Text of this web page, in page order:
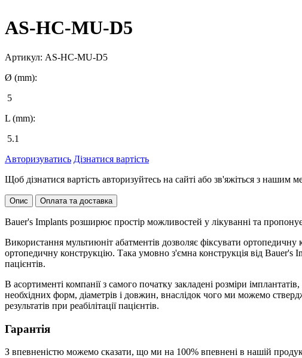
AS-HC-MU-D5
Артикул: AS-HC-MU-D5
Ø (mm):
5
L (mm):
5.1
Авторизуватись Дізнатися вартість
Щоб дізнатися вартість авторизуйтесь на сайті або зв'яжіться з нашим
Опис Оплата та доставка
Bauer's Implants розширює простір можливостей у лікуванні та
Використання мультиюніт абатментів дозволяє фіксувати
ортопедичну конструкцію. Така умовно з'ємна конструкція від Bauer's
пацієнтів.
В асортименті компанії з самого початку закладені розміри
необхідних форм, діаметрів і довжин, внаслідок чого ми можемо
результатів при реабілітації пацієнтів.
Гарантія
З впевненістю можемо сказати, що ми на 100% впевнені в нашій